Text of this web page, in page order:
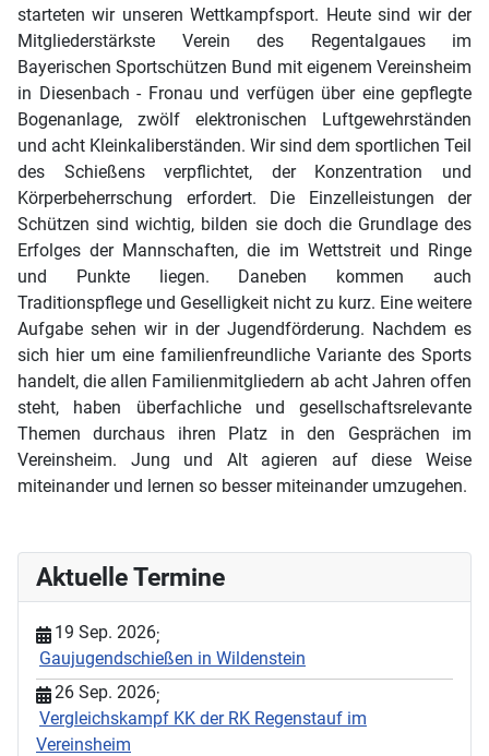
starteten wir unseren Wettkampfsport. Heute sind wir der
Mitgliederstärkste Verein des Regentalgaues im
Bayerischen Sportschützen Bund mit eigenem Vereinsheim
in Diesenbach - Fronau und verfügen über eine gepflegte
Bogenanlage, zwölf elektronischen Luftgewehrständen
und acht Kleinkaliberständen. Wir sind dem sportlichen Teil
des Schießens verpflichtet, der Konzentration und
Körperbeherrschung erfordert. Die Einzelleistungen der
Schützen sind wichtig, bilden sie doch die Grundlage des
Erfolges der Mannschaften, die im Wettstreit und Ringe
und Punkte liegen. Daneben kommen auch
Traditionspflege und Geselligkeit nicht zu kurz. Eine weitere
Aufgabe sehen wir in der Jugendförderung. Nachdem es
sich hier um eine familienfreundliche Variante des Sports
handelt, die allen Familienmitgliedern ab acht Jahren offen
steht, haben überfachliche und gesellschaftsrelevante
Themen durchaus ihren Platz in den Gesprächen im
Vereinsheim. Jung und Alt agieren auf diese Weise
miteinander und lernen so besser miteinander umzugehen.
Aktuelle Termine
19 Sep. 2026;
Gaujugendschießen in Wildenstein
26 Sep. 2026;
Vergleichskampf KK der RK Regenstauf im
Vereinsheim